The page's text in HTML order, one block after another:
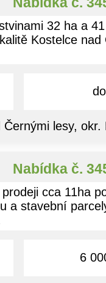
32 ha a
Kostelce nad
Černými lesy, okr.
Nabídka č.
cca 11ha
a stavební
6